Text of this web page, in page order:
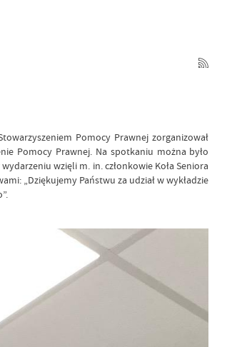
Pomocy Prawnej zorganizował
Pomocy Prawnej. Na spotkaniu można było
wzięli m. in. członkowie Koła Seniora
„Dziękujemy Państwu za udział w wykładzie